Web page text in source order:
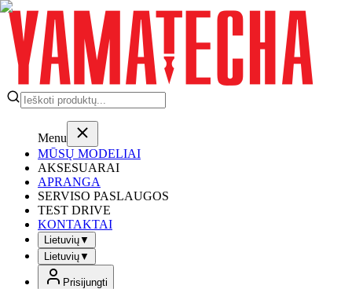
Menu
MŪSŲ MODELIAI
AKSESUARAI
APRANGA
SERVISO PASLAUGOS
TEST DRIVE
KONTAKTAI
Lietuvių▼
Lietuvių▼
Prisijungti